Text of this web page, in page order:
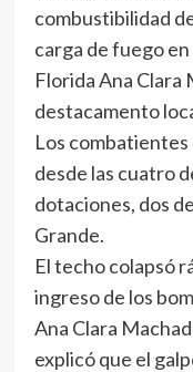
combustibilidad
carga de fuego
Florida Ana Clara
destacamento
Los
desde las cuatro
dotaciones, dos
Grande.
El techo colapsó
ingreso de los
Ana Clara
explicó que el